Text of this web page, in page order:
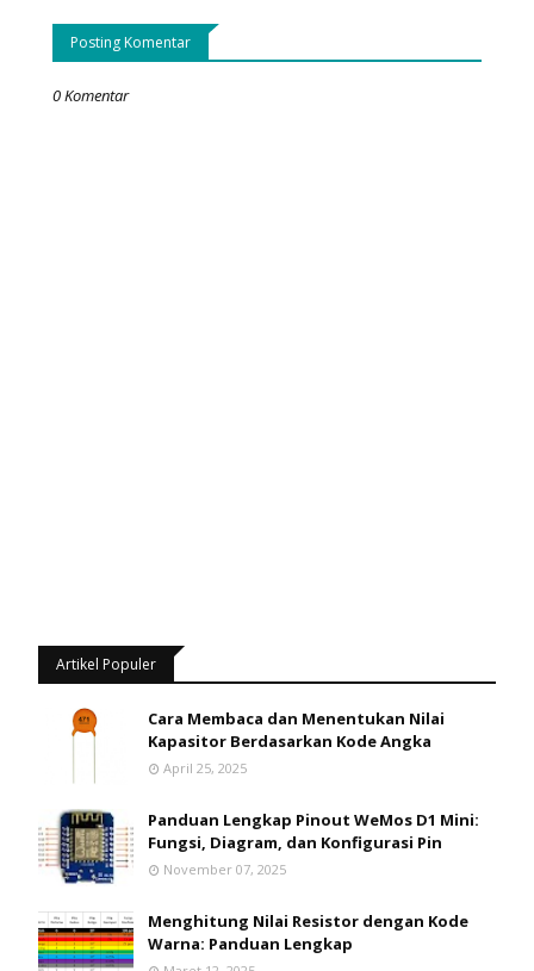
Posting Komentar
0 Komentar
Artikel Populer
Cara Membaca dan Menentukan Nilai
Kapasitor Berdasarkan Kode Angka
April 25, 2025
Panduan Lengkap Pinout WeMos D1 Mini:
Fungsi, Diagram, dan Konfigurasi Pin
November 07, 2025
Menghitung Nilai Resistor dengan Kode
Warna: Panduan Lengkap